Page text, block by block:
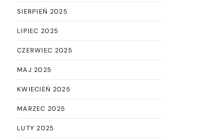
SIERPIEŃ 2025
LIPIEC 2025
CZERWIEC 2025
MAJ 2025
KWIECIEŃ 2025
MARZEC 2025
LUTY 2025